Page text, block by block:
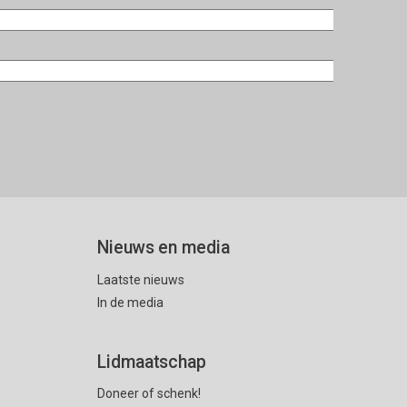
Nieuws en media
Laatste nieuws
In de media
Lidmaatschap
Doneer of schenk!